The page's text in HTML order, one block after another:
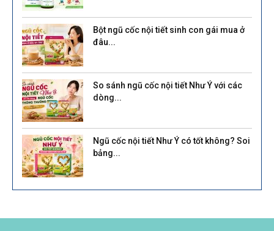
Bột ngũ cốc nội tiết sinh con gái mua ở
đâu...
So sánh ngũ cốc nội tiết Như Ý với các
dòng...
Ngũ cốc nội tiết Như Ý có tốt không? Soi
bảng...